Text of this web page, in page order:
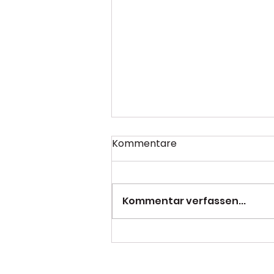
PSC mit starkem
Kommentare
Kommentar verfassen...